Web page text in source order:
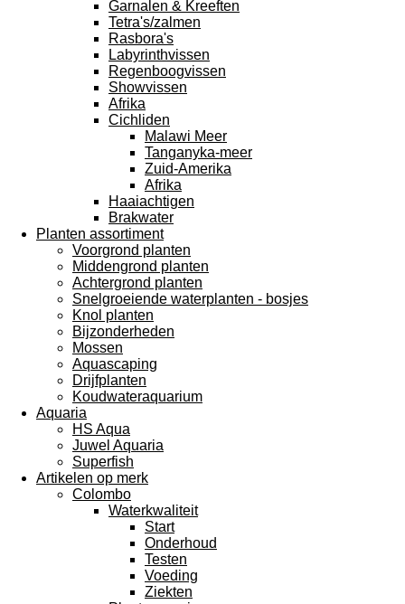
Garnalen & Kreeften
Tetra's/zalmen
Rasbora's
Labyrinthvissen
Regenboogvissen
Showvissen
Afrika
Cichliden
Malawi Meer
Tanganyka-meer
Zuid-Amerika
Afrika
Haaiachtigen
Brakwater
Planten assortiment
Voorgrond planten
Middengrond planten
Achtergrond planten
Snelgroeiende waterplanten - bosjes
Knol planten
Bijzonderheden
Mossen
Aquascaping
Drijfplanten
Koudwateraquarium
Aquaria
HS Aqua
Juwel Aquaria
Superfish
Artikelen op merk
Colombo
Waterkwaliteit
Start
Onderhoud
Testen
Voeding
Ziekten